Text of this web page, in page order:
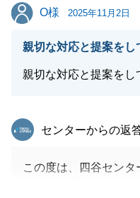
O様
O様 2025年11月2日
親切な対応と提案を
親切な対応と提案をし
東急リバブル
センターからの返
この度は、四谷センタ